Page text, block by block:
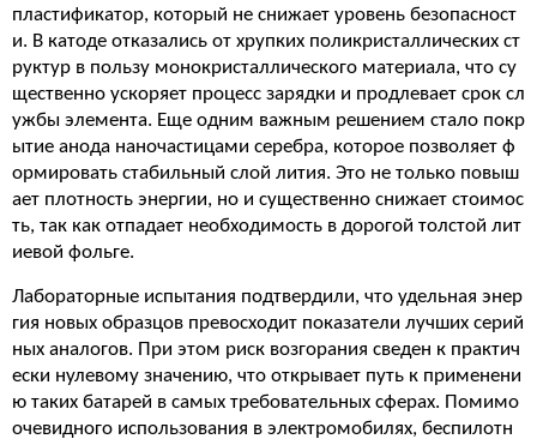
пластификатор, который не снижает уровень безопасност
и. В катоде отказались от хрупких поликристаллических ст
руктур в пользу монокристаллического материала, что су
щественно ускоряет процесс зарядки и продлевает срок сл
ужбы элемента. Еще одним важным решением стало покр
ытие анода наночастицами серебра, которое позволяет ф
ормировать стабильный слой лития. Это не только повыш
ает плотность энергии, но и существенно снижает стоимос
ть, так как отпадает необходимость в дорогой толстой лит
иевой фольге.
Лабораторные испытания подтвердили, что удельная энер
гия новых образцов превосходит показатели лучших серий
ных аналогов. При этом риск возгорания сведен к практич
ески нулевому значению, что открывает путь к применени
ю таких батарей в самых требовательных сферах. Помимо
очевидного использования в электромобилях, беспилотн